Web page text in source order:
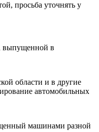
просьба уточнять у
выпущенной в
области и в другие
автомобильных
машинами разной